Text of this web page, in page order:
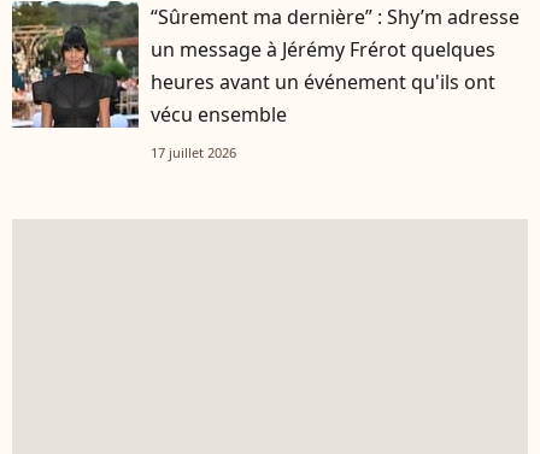
“Sûrement ma dernière” : Shy’m adresse
un message à Jérémy Frérot quelques
heures avant un événement qu'ils ont
vécu ensemble
17 juillet 2026